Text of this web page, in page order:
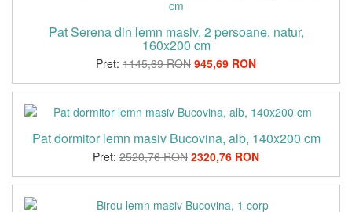
Pat Serena din lemn masiv, 2 persoane, natur,
160x200 cm
Pret: 1145,69 RON 945,69 RON
Pat dormitor lemn masiv Bucovina, alb, 140x200 cm
Pret: 2520,76 RON 2320,76 RON